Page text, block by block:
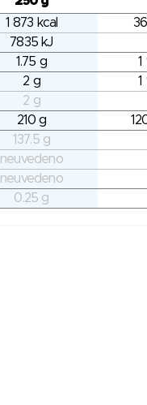
1 873 kcal
7835 kJ
1.75 g
1
2 g
1
2 g
210 g
137.5 g
neuvedeno
neuvedeno
0.25 g